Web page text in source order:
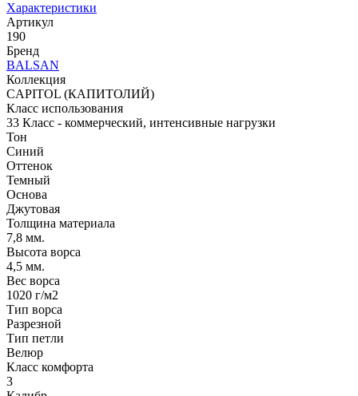
Характеристики
Артикул
190
Бренд
BALSAN
Коллекция
CAPITOL (КАПИТОЛИЙ)
Класс использования
33 Класс - коммерческий, интенсивные нагрузки
Тон
Синий
Оттенок
Темный
Основа
Джутовая
Толщина материала
7,8 мм.
Высота ворса
4,5 мм.
Вес ворса
1020 г/м2
Тип ворса
Разрезной
Тип петли
Велюр
Класс комфорта
3